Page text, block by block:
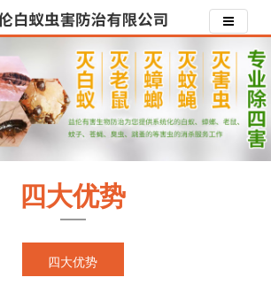
四大优势
四大优势